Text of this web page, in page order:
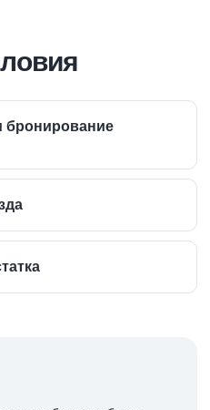
бронирование